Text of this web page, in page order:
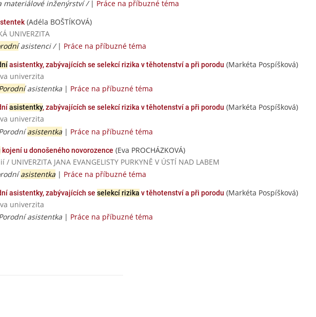
materiálové inženýrství / | Práce na příbuzné téma
(Adéla BOŠTÍKOVÁ)
UNIVERZITA
asistenci / | Práce na příbuzné téma
asistentky, zabývajících se selekcí rizika v těhotenství a při porodu (Markéta Pospíšková)
univerzita
asistentka | Práce na příbuzné téma
asistentky, zabývajících se selekcí rizika v těhotenství a při porodu (Markéta Pospíšková)
univerzita
asistentka | Práce na příbuzné téma
kojení u donošeného novorozence (Eva PROCHÁZKOVÁ)
JANA EVANGELISTY PURKYNĚ V ÚSTÍ NAD LABEM
asistentka | Práce na příbuzné téma
asistentky, zabývajících se selekcí rizika v těhotenství a při porodu (Markéta Pospíšková)
univerzita
asistentka | Práce na příbuzné téma